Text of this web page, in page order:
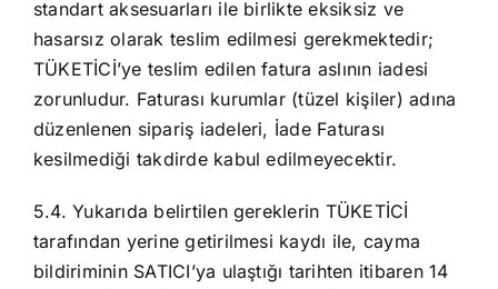
standart aksesuarları ile birlikte eksiksiz ve
hasarsız olarak teslim edilmesi gerekmektedir;
TÜKETİCİ’ye teslim edilen fatura aslının iadesi
zorunludur. Faturası kurumlar (tüzel kişiler) adına
düzenlenen sipariş iadeleri, İade Faturası
kesilmediği takdirde kabul edilmeyecektir.
5.4. Yukarıda belirtilen gereklerin TÜKETİCİ
tarafından yerine getirilmesi kaydı ile, cayma
bildiriminin SATICI’ya ulaştığı tarihten itibaren 14